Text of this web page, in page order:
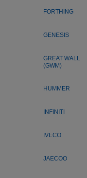
FORTHING
GENESIS
GREAT WALL
(GWM)
HUMMER
INFINITI
IVECO
JAECOO